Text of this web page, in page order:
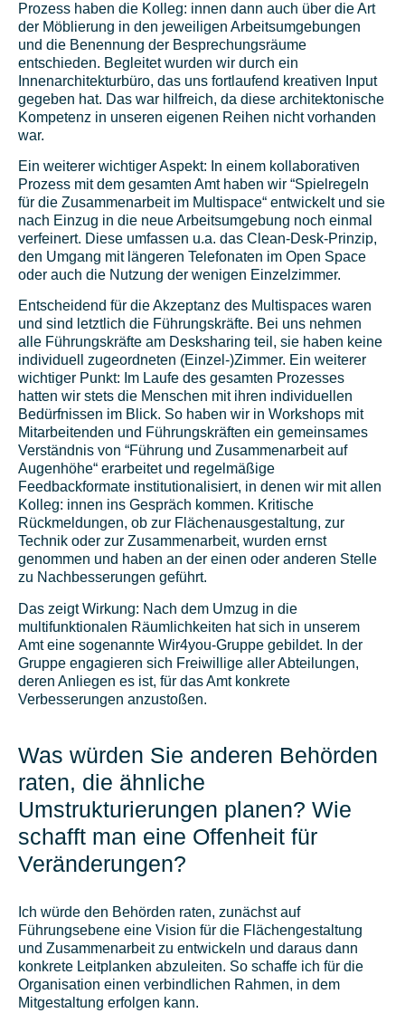
Prozess haben die Kolleg: innen dann auch über die Art
der Möblierung in den jeweiligen Arbeitsumgebungen
und die Benennung der Besprechungsräume
entschieden. Begleitet wurden wir durch ein
Innenarchitekturbüro, das uns fortlaufend kreativen Input
gegeben hat. Das war hilfreich, da diese architektonische
Kompetenz in unseren eigenen Reihen nicht vorhanden
war.
Ein weiterer wichtiger Aspekt: In einem kollaborativen
Prozess mit dem gesamten Amt haben wir “Spielregeln
für die Zusammenarbeit im Multispace“ entwickelt und sie
nach Einzug in die neue Arbeitsumgebung noch einmal
verfeinert. Diese umfassen u.a. das Clean-Desk-Prinzip,
den Umgang mit längeren Telefonaten im Open Space
oder auch die Nutzung der wenigen Einzelzimmer.
Entscheidend für die Akzeptanz des Multispaces waren
und sind letztlich die Führungskräfte. Bei uns nehmen
alle Führungskräfte am Desksharing teil, sie haben keine
individuell zugeordneten (Einzel-)Zimmer. Ein weiterer
wichtiger Punkt: Im Laufe des gesamten Prozesses
hatten wir stets die Menschen mit ihren individuellen
Bedürfnissen im Blick. So haben wir in Workshops mit
Mitarbeitenden und Führungskräften ein gemeinsames
Verständnis von “Führung und Zusammenarbeit auf
Augenhöhe“ erarbeitet und regelmäßige
Feedbackformate institutionalisiert, in denen wir mit allen
Kolleg: innen ins Gespräch kommen. Kritische
Rückmeldungen, ob zur Flächenausgestaltung, zur
Technik oder zur Zusammenarbeit, wurden ernst
genommen und haben an der einen oder anderen Stelle
zu Nachbesserungen geführt.
Das zeigt Wirkung: Nach dem Umzug in die
multifunktionalen Räumlichkeiten hat sich in unserem
Amt eine sogenannte Wir4you-Gruppe gebildet. In der
Gruppe engagieren sich Freiwillige aller Abteilungen,
deren Anliegen es ist, für das Amt konkrete
Verbesserungen anzustoßen.
Was würden Sie anderen Behörden
raten, die ähnliche
Umstrukturierungen planen? Wie
schafft man eine Offenheit für
Veränderungen?
Ich würde den Behörden raten, zunächst auf
Führungsebene eine Vision für die Flächengestaltung
und Zusammenarbeit zu entwickeln und daraus dann
konkrete Leitplanken abzuleiten. So schaffe ich für die
Organisation einen verbindlichen Rahmen, in dem
Mitgestaltung erfolgen kann.